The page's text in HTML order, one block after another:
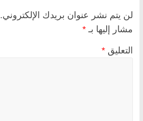
لن يتم نشر عنوان بريدك الإلكتروني.
مشار إليها بـ *
التعليق *